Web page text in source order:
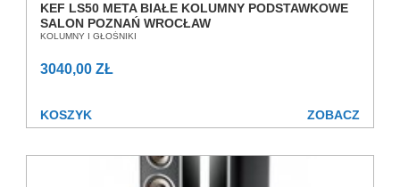
KEF LS50 META BIAŁE KOLUMNY PODSTAWKOWE
SALON POZNAŃ WROCŁAW
KOLUMNY I GŁOŚNIKI
3040,00 ZŁ
KOSZYK ZOBACZ